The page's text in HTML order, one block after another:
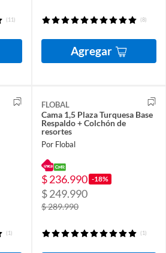
(11) (8)
Agregar
(1)
FLOBAL
Cama 1,5 Plaza Turquesa Base
Respaldo + Colchón de
resortes
Por Flobal
$ 236.990 -18%
$ 249.990
$ 289.990
(1)